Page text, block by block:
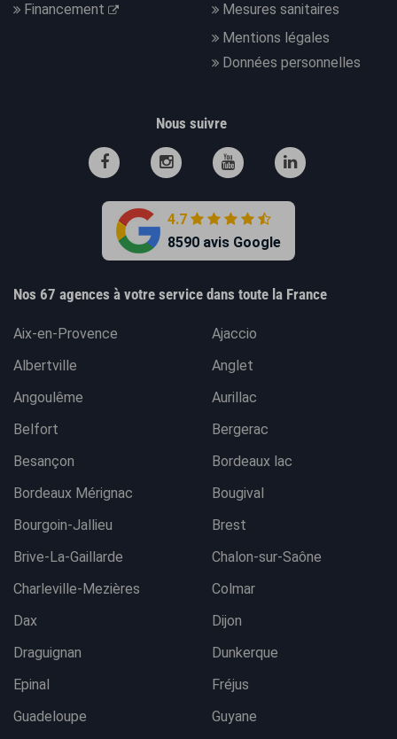
Financement
Mesures sanitaires
Mentions légales
Données personnelles
Nous suivre
4.7
8590 avis Google
Nos 67 agences à votre service dans toute la France
Aix-en-Provence
Ajaccio
Albertville
Anglet
Angoulême
Aurillac
Belfort
Bergerac
Besançon
Bordeaux lac
Bordeaux Mérignac
Bougival
Bourgoin-Jallieu
Brest
Brive-La-Gaillarde
Chalon-sur-Saône
Charleville-Mezières
Colmar
Dax
Dijon
Draguignan
Dunkerque
Epinal
Fréjus
Guadeloupe
Guyane